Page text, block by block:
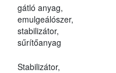
gátló anyag,
emulgeálószer,
stabilizátor,
sűrítőanyag
Stabilizátor,